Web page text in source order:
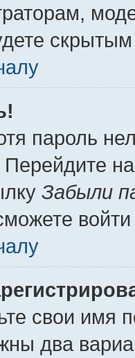
пароль
Перейдите
Забыли
свои имя
два